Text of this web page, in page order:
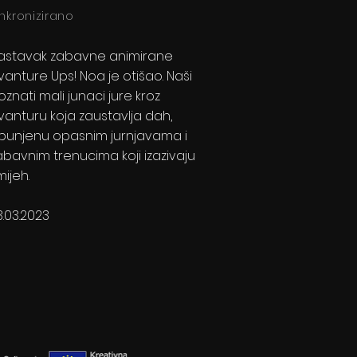
zabavne animirane
Ups! Noa je otišao. Naši
mali junaci jure kroz
koja zaustavlja dah,
opasnim jurnjavama i
trenucima koji izazivaju